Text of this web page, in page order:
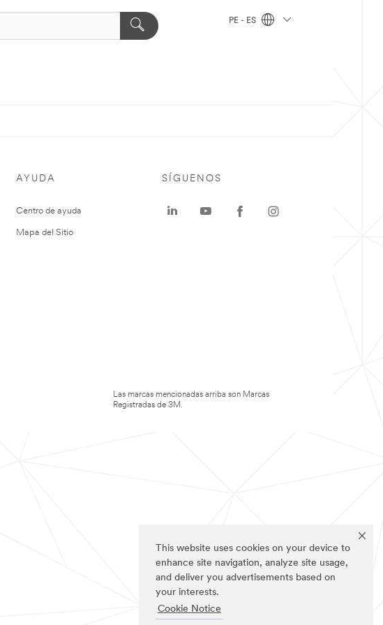
This website uses cookies on your device to
enhance site navigation, analyze site usage,
and deliver you advertisements based on
your interests.
Cookie Notice
PE - ES
AYUDA
Centro de ayuda
Mapa del Sitio
SÍGUENOS
Las marcas mencionadas arriba son Marcas
Registradas de 3M.